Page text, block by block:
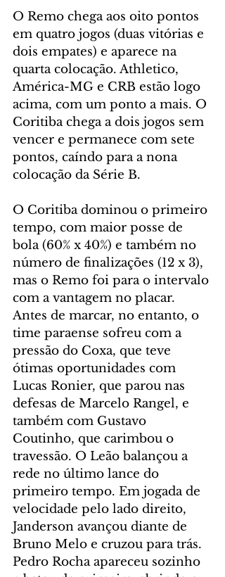
O Remo chega aos oito pontos
em quatro jogos (duas vitórias e
dois empates) e aparece na
quarta colocação. Athletico,
América-MG e CRB estão logo
acima, com um ponto a mais. O
Coritiba chega a dois jogos sem
vencer e permanece com sete
pontos, caíndo para a nona
colocação da Série B.
O Coritiba dominou o primeiro
tempo, com maior posse de
bola (60% x 40%) e também no
número de finalizações (12 x 3),
mas o Remo foi para o intervalo
com a vantagem no placar.
Antes de marcar, no entanto, o
time paraense sofreu com a
pressão do Coxa, que teve
ótimas oportunidades com
Lucas Ronier, que parou nas
defesas de Marcelo Rangel, e
também com Gustavo
Coutinho, que carimbou o
travessão. O Leão balançou a
rede no último lance do
primeiro tempo. Em jogada de
velocidade pelo lado direito,
Janderson avançou diante de
Bruno Melo e cruzou para trás.
Pedro Rocha apareceu sozinho